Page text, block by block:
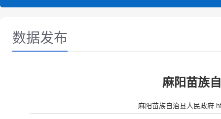
数据发布
麻阳苗族
麻阳苗族自治县人民政府